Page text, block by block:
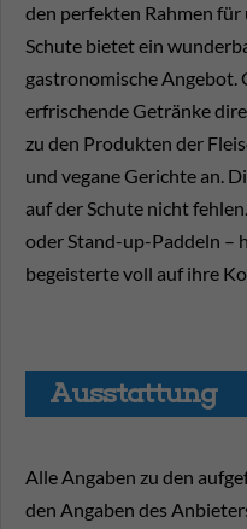
den perfekten Rahmen
Schute bietet ein
gastronomische Angebot.
erfrischende Getränke
zu den Produkten der
und vegane Gerichte an.
auf der Schute nicht
oder Stand-up-Paddeln –
begeisterte voll auf ihre
Aus­stat­tung
Alle Angaben zu den
den Angaben des